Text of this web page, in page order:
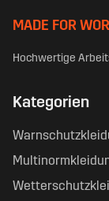
MADE FOR
Hochwertige
Kategorien